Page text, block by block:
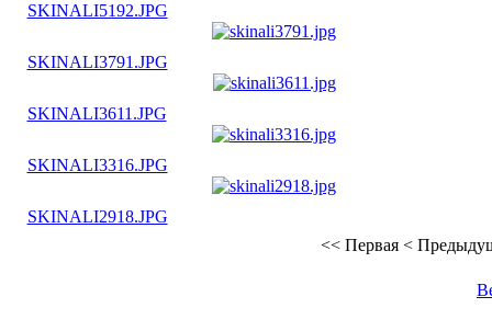
SKINALI5192.JPG
SKINALI3791.JPG
SKINALI3611.JPG
SKINALI3316.JPG
SKINALI2918.JPG
<< Первая <